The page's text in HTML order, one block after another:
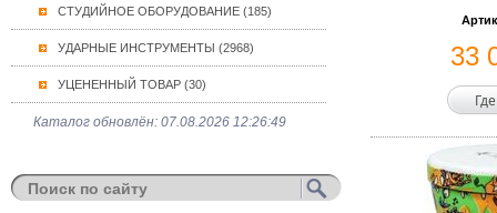
СТУДИЙНОЕ ОБОРУДОВАНИЕ (185)
УДАРНЫЕ ИНСТРУМЕНТЫ (2968)
УЦЕНЕННЫЙ ТОВАР (30)
Каталог обновлён: 07.08.2026 12:26:49
33